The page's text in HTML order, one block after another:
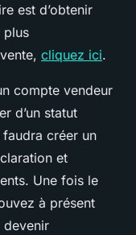
est d’obtenir
plus
cliquez ici.
compte vendeur
d’un statut
créer un
et
Une fois le
à présent
devenir